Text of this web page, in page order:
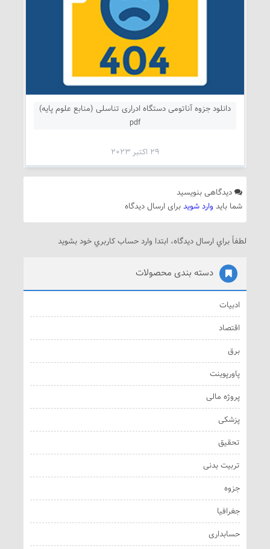
دانلود جزوه آناتومی دستگاه ادراری تناسلی (منابع علوم پایه)
pdf
29 اکتبر 2023
دیدگاهی بنویسید
شما باید وارد شویدبرای ارسال دیدگاه
لطفاً براي ارسال دیدگاه، ابتدا وارد حساب كاربري خود بشويد
دسته بندی محصولات
ادبیات
اقتصاد
برق
پاورپوینت
پروژه مالی
پزشکی
تحقیق
تربیت بدنی
جزوه
جغرافیا
حسابداری